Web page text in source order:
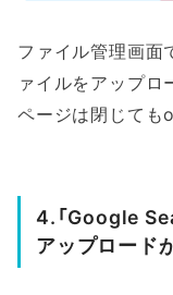
ファイル管理画面
ァイルをアップロ
ページは閉じても
4.「Google
アップロード